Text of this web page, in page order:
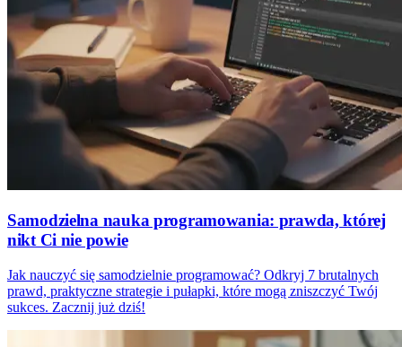
Samodzielna nauka programowania: prawda, której
nikt Ci nie powie
Jak nauczyć się samodzielnie programować? Odkryj 7 brutalnych
prawd, praktyczne strategie i pułapki, które mogą zniszczyć Twój
sukces. Zacznij już dziś!